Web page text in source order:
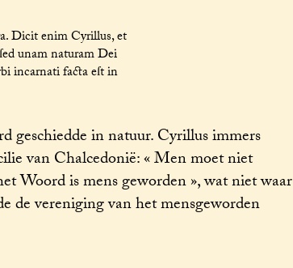
Dicit enim Cyrillus, et
unam naturam Dei
incarnati facta eſt in
geschiedde in natuur. Cyrillus immers
van Chalcedonië: « Men moet niet
Woord is mens geworden », wat niet waar
de vereniging van het mensgeworden